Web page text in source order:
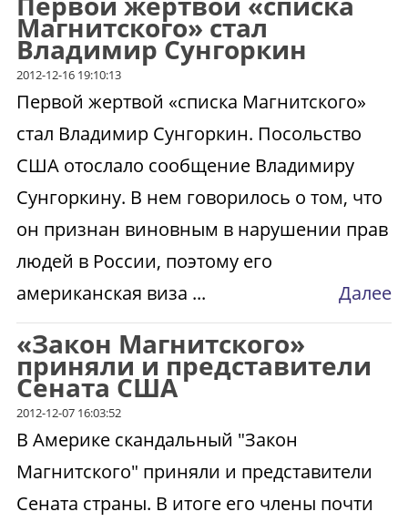
Магнитского» стал
Владимир Сунгоркин
2012-12-16 19:10:13
Первой жертвой «списка Магнитского»
стал Владимир Сунгоркин. Посольство
США отослало сообщение Владимиру
Сунгоркину. В нем говорилось о том, что
он признан виновным в нарушении прав
людей в России, поэтому его
американская виза ...
Далее
«Закон Магнитского»
приняли и представители
Сената США
2012-12-07 16:03:52
В Америке скандальный "Закон
Магнитского" приняли и представители
Сената страны. В итоге его члены почти